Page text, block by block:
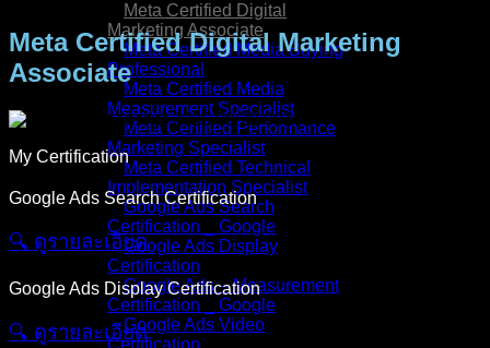
Meta Certified Digital
Marketing Associate
Meta Certified Media Buying
Professional
Meta Certified Media
Measurement Specialist
Meta Certified Performance
Marketing Specialist
Meta Certified Technical
Implementation Specialist
Google Ads Search
Certification _ Google
Google Ads Display
Certification
Google Ads – Measurement
Certification _ Google
Google Ads Video
Meta Certified Digital Marketing
Associate
My Certification
Google Ads Search Certification
🔍︎ ดูรายละเอียด
Google Ads Display Certification
🔍︎ ดูรายละเอียด